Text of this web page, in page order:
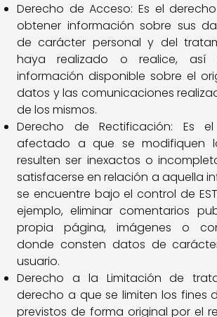
Derecho de Acceso: Es el
obtener información sobre sus
de carácter personal y del
haya realizado o realice,
información disponible sobre el
datos y las comunicaciones
de los mismos.
Derecho de Rectificación: Es
afectado a que se modifiquen
resulten ser inexactos o
satisfacerse en relación a aquella
se encuentre bajo el control de
ejemplo, eliminar comentarios
propia página, imágenes o
donde consten datos de
usuario.
Derecho a la Limitación de
derecho a que se limiten los fines
previstos de forma original por el